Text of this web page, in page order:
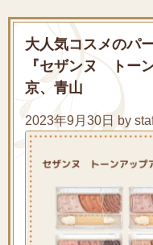
大人気コスメのパ
『セザンヌ トー
京、青山
2023年9月30日 by